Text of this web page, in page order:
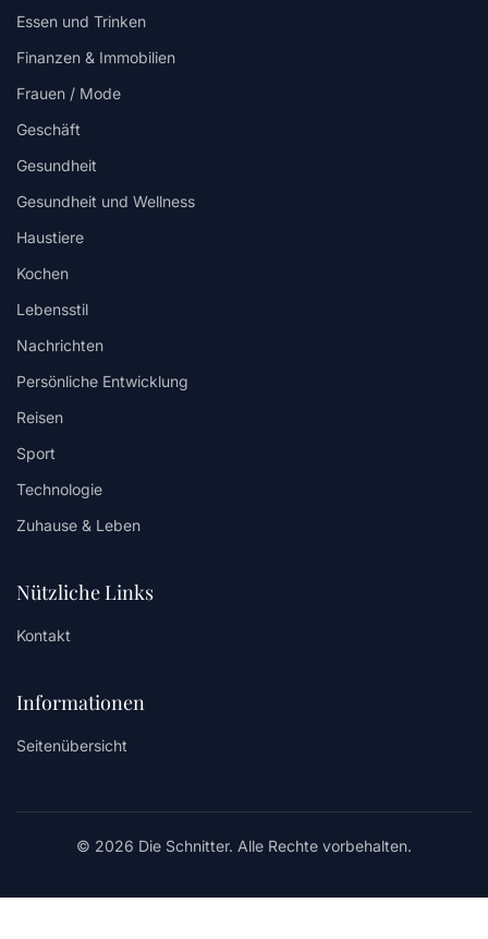
Essen und Trinken
Finanzen & Immobilien
Frauen / Mode
Geschäft
Gesundheit
Gesundheit und Wellness
Haustiere
Kochen
Lebensstil
Nachrichten
Persönliche Entwicklung
Reisen
Sport
Technologie
Zuhause & Leben
Nützliche Links
Kontakt
Informationen
Seitenübersicht
© 2026 Die Schnitter. Alle Rechte vorbehalten.